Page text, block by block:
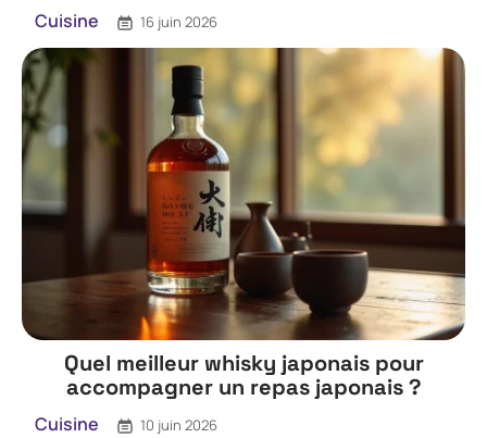
Cuisine 16 juin 2026
Quel meilleur whisky japonais pour
accompagner un repas japonais ?
Cuisine 10 juin 2026